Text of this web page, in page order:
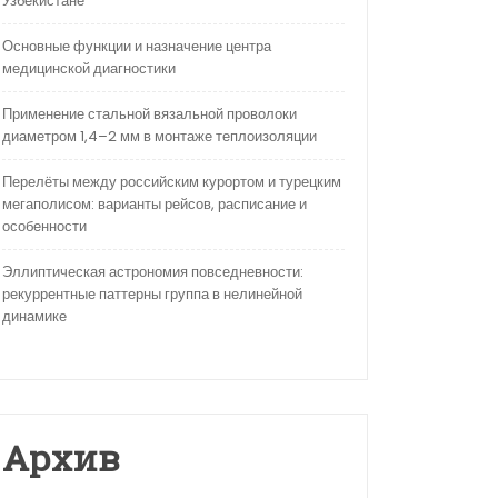
Основные функции и назначение центра
медицинской диагностики
Применение стальной вязальной проволоки
диаметром 1,4–2 мм в монтаже теплоизоляции
Перелёты между российским курортом и турецким
мегаполисом: варианты рейсов, расписание и
особенности
Эллиптическая астрономия повседневности:
рекуррентные паттерны группа в нелинейной
динамике
Архив